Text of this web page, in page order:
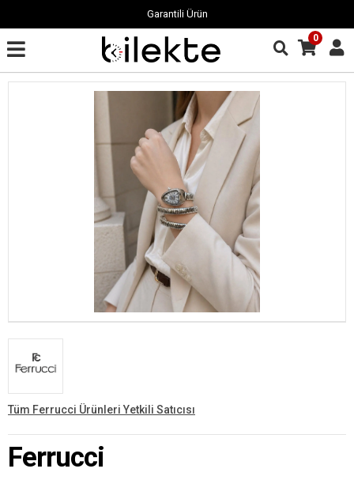
Garantili Ürün
0
Tüm Ferrucci Ürünleri Yetkili Satıcısı
Ferrucci